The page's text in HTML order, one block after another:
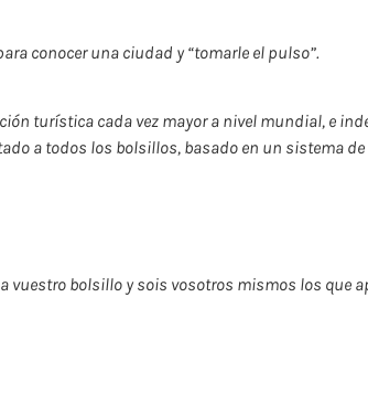
conocer una ciudad y “tomarle el pulso”.
turística cada vez mayor a nivel mundial, e
a todos los bolsillos, basado en un sistema
vuestro bolsillo y sois vosotros mismos los que